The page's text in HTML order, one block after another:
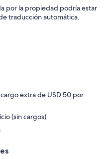
por la propiedad podría estar
traducción automática.
extra de USD 50 por
(sin cargos)